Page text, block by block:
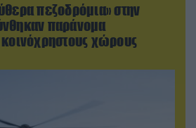
πεζοδρόμια» στην
παράνομα
χώρους